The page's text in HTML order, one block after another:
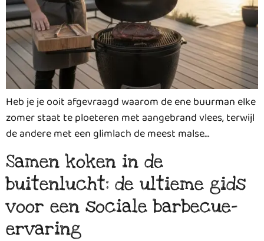
Heb je je ooit afgevraagd waarom de ene buurman elke
zomer staat te ploeteren met aangebrand vlees, terwijl
de andere met een glimlach de meest malse…
Samen koken in de
buitenlucht: de ultieme gids
voor een sociale barbecue-
ervaring